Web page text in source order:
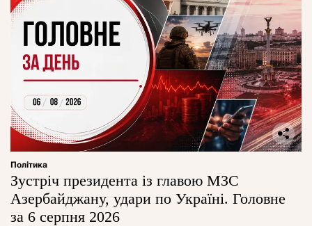
Політика
Зустріч президента із главою МЗС
Азербайджану, удари по Україні. Головне
за 6 серпня 2026